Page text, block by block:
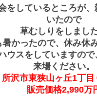
をしているところが
いたので
草むしりをしました
暑かったので、休み休
ウスをしていますの
来場ください。
所沢市東狭山ヶ丘1丁目
販売価格2,990万